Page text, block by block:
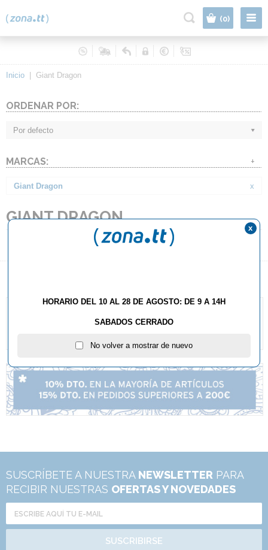
(0)
Inicio Giant Dragon
ORDENAR POR:
Por defecto
MARCAS: +
Giant Dragon x
GIANT DRAGON
SUSCRÍBETE A NUESTRA NEWSLETTER PARA
RECIBIR NUESTRAS OFERTAS Y NOVEDADES
SUSCRIBIRSE
HORARIO DEL 10 AL 28 DE AGOSTO: DE 9 A 14H
SABADOS CERRADO
No volver a mostrar de nuevo
x